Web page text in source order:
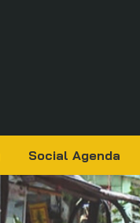
Social Agenda